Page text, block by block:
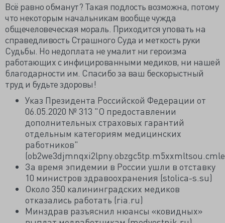
Всё равно обманут? Такая подлость возможна, потому
что некоторым начальникам вообще чужда
общечеловеческая мораль. Приходится уповать на
справедливость Страшного Суда и меткость руки
Судьбы. Но недоплата не умалит ни героизма
работающих с инфицированными медиков, ни нашей
благодарности им. Спасибо за ваш бескорыстный
труд и будьте здоровы!
Указ Президента Российской Федерации от
06.05.2020 № 313 "О предоставлении
дополнительных страховых гарантий
отдельным категориям медицинских
работников"
За время эпидемии в России ушли в отставку
10 министров здравоохранения (stolica-s.su)
Около 350 калининградских медиков
отказались работать (ria.ru)
Минздрав разъяснил нюансы «ковидных»